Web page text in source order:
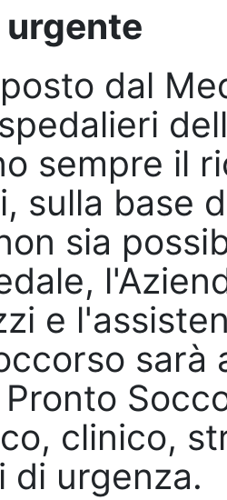
urgente
dal
sempre il
sulla base
sia
e
clinico,
di urgenza.